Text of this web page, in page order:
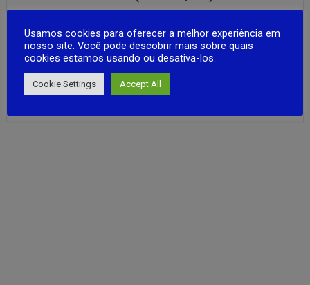
como conhecemos desapareceu. No lugar dela, um mundo
selvagem e indomado, onde criaturas mecânicas vagam
que lutam para reconstruir no alvorecer de uma nova era
primitiva. Viaje por florestas tropicais exuberantes, …
FULL ARTICLE
Usamos cookies para oferecer a melhor experiência em
nosso site. Você pode descobrir mais sobre quais
cookies estamos usando ou desativa-los.
Cookie Settings Accept All